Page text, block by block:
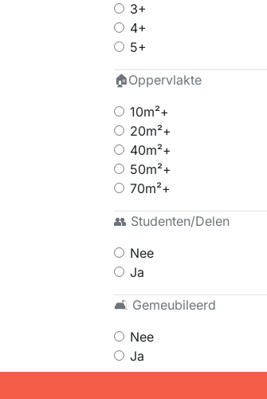
3+
4+
5+
🏠Oppervlakte
10m²+
20m²+
40m²+
50m²+
70m²+
👥 Studenten/Delen
Nee
Ja
🛋 Gemeubileerd
Nee
Ja